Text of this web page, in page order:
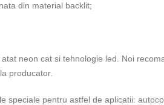
din material backlit;
neon cat si tehnologie led. Noi
producator.
pentru astfel de aplicatii: